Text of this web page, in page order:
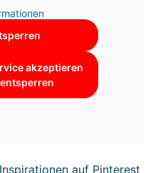
akzeptieren
auf Pinterest